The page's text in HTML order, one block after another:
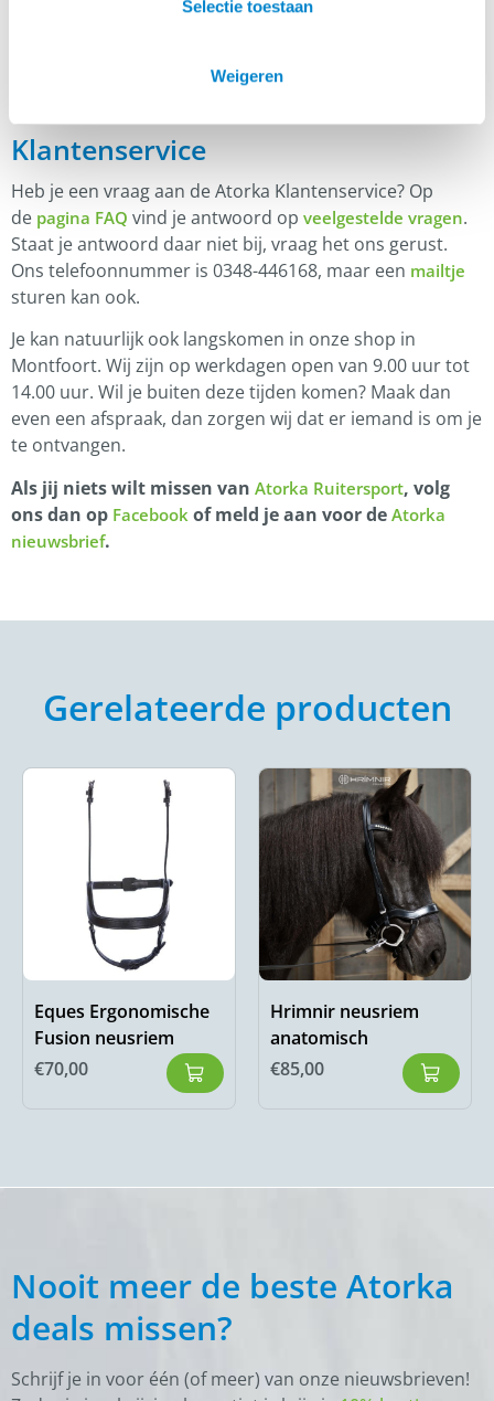
Selectie toestaan
Weigeren
Klantenservice
Heb je een vraag aan de Atorka Klantenservice? Op
de pagina FAQ vind je antwoord op veelgestelde vragen.
Staat je antwoord daar niet bij, vraag het ons gerust.
Ons telefoonnummer is 0348-446168, maar een mailtje
sturen kan ook.
Je kan natuurlijk ook langskomen in onze shop in
Montfoort. Wij zijn op werkdagen open van 9.00 uur tot
14.00 uur. Wil je buiten deze tijden komen? Maak dan
even een afspraak, dan zorgen wij dat er iemand is om je
te ontvangen.
Als jij niets wilt missen van Atorka Ruitersport, volg
ons dan op Facebook of meld je aan voor de Atorka
nieuwsbrief.
Gerelateerde producten
Eques Ergonomische
Fusion neusriem
€70,00
Hrimnir neusriem
anatomisch
€85,00
Nooit meer de beste Atorka
deals missen?
Schrijf je in voor één (of meer) van onze nieuwsbrieven!